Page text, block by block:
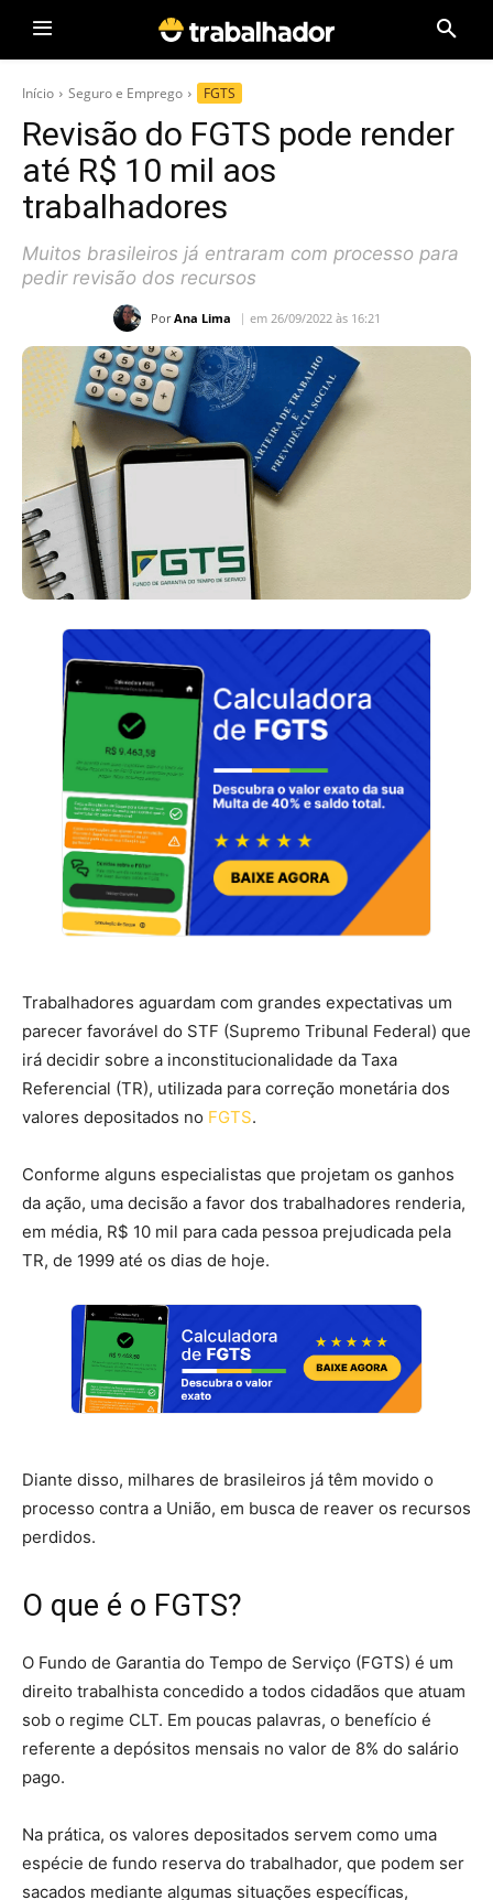
Início Seguro e Emprego FGTS
Revisão do FGTS pode render
até R$ 10 mil aos
trabalhadores
Muitos brasileiros já entraram com processo para
pedir revisão dos recursos
Por Ana Lima em 26/09/2022 às 16:21
Trabalhadores aguardam com grandes expectativas um
parecer favorável do STF (Supremo Tribunal Federal) que
irá decidir sobre a inconstitucionalidade da Taxa
Referencial (TR), utilizada para correção monetária dos
valores depositados no FGTS.
Conforme alguns especialistas que projetam os ganhos
da ação, uma decisão a favor dos trabalhadores renderia,
em média, R$ 10 mil para cada pessoa prejudicada pela
TR, de 1999 até os dias de hoje.
Diante disso, milhares de brasileiros já têm movido o
processo contra a União, em busca de reaver os recursos
perdidos.
O que é o FGTS?
O Fundo de Garantia do Tempo de Serviço (FGTS) é um
direito trabalhista concedido a todos cidadãos que atuam
sob o regime CLT. Em poucas palavras, o benefício é
referente a depósitos mensais no valor de 8% do salário
pago.
Na prática, os valores depositados servem como uma
espécie de fundo reserva do trabalhador, que podem ser
sacados mediante algumas situações específicas,